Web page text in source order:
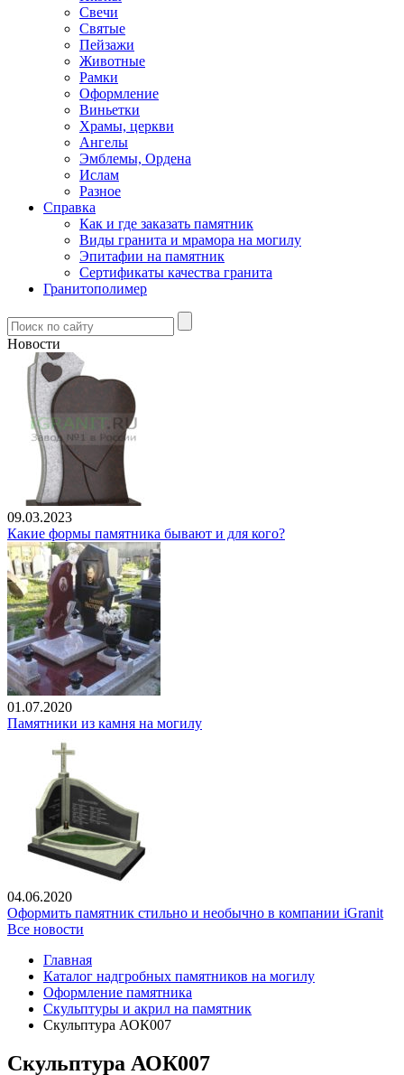
Свечи
Святые
Пейзажи
Животные
Рамки
Оформление
Виньетки
Храмы, церкви
Ангелы
Эмблемы, Ордена
Ислам
Разное
Справка
Как и где заказать памятник
Виды гранита и мрамора на могилу
Эпитафии на памятник
Сертификаты качества гранита
Гранитополимер
Новости
09.03.2023
Какие формы памятника бывают и для кого?
01.07.2020
Памятники из камня на могилу
04.06.2020
Оформить памятник стильно и необычно в компании iGranit
Все новости
Главная
Каталог надгробных памятников на могилу
Оформление памятника
Скульптуры и акрил на памятник
Скульптура АОК007
Скульптура АОК007